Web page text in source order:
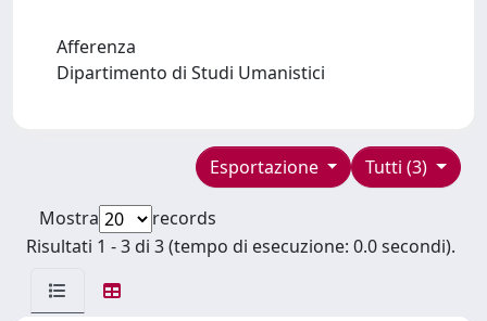
Afferenza
Dipartimento di Studi Umanistici
Tutti (3)
Esportazione
Mostra
records
Risultati 1 - 3 di 3 (tempo di esecuzione: 0.0 secondi).